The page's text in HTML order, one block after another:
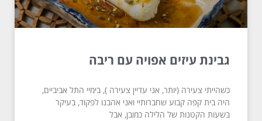
גבינת עיזים אפויה עם ריבה
כשהייתי צעירה (יותר, אני עדיין צעירה ), בימיי התל אביביים,
היה בית קפה קבוע שחברותיי ואני אהבנו לפקוד, בעיקר
בשעות הקטנות של הלילה כמובן, אבל